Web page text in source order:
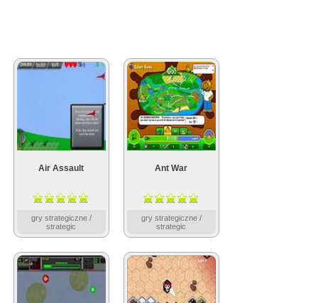
Air Assault
gry strategiczne /
strategic
Ant War
gry strategiczne /
strategic